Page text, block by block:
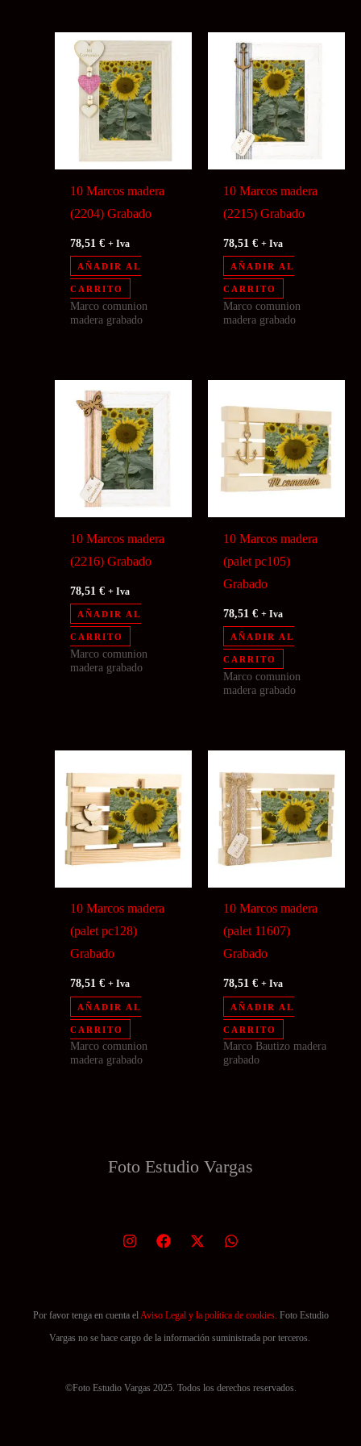
10 Marcos madera
(2204) Grabado
78,51€ + Iva
AÑADIR AL
CARRITO
Marco comunion
madera grabado
10 Marcos madera
(2215) Grabado
78,51€ + Iva
AÑADIR AL
CARRITO
Marco comunion
madera grabado
10 Marcos madera
(2216) Grabado
78,51€ + Iva
AÑADIR AL
CARRITO
Marco comunion
madera grabado
10 Marcos madera
(palet pc105)
Grabado
78,51€ + Iva
AÑADIR AL
CARRITO
Marco comunion
madera grabado
10 Marcos madera
(palet pc128)
Grabado
78,51€ + Iva
AÑADIR AL
CARRITO
Marco comunion
madera grabado
10 Marcos madera
(palet 11607)
Grabado
78,51€ + Iva
AÑADIR AL
CARRITO
Marco Bautizo madera
grabado
Foto Estudio Vargas
Por favor tenga en cuenta elAviso Legal y la política de cookies. Foto Estudio
Vargas no se hace cargo de la información suministrada por terceros.
©Foto Estudio Vargas 2025. Todos los derechos reservados.